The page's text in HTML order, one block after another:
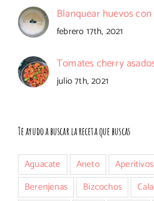
Blanquear huevos
febrero 17th, 2021
Tomates cherry
julio 7th, 2021
Te ayudo a buscar la receta que buscas
Aguacate Aneto Aperitivos
Berenjenas
Bizcochos